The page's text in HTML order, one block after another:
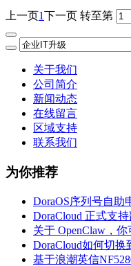
上一页1下一页 转至第
关于我们
公司简介
新闻动态
在线留言
区域支持
联系我们
为你推荐
DoraOS序列号自助
DoraCloud 正式支
关于 OpenClaw，
DoraCloud如何切换
基于浪潮英信